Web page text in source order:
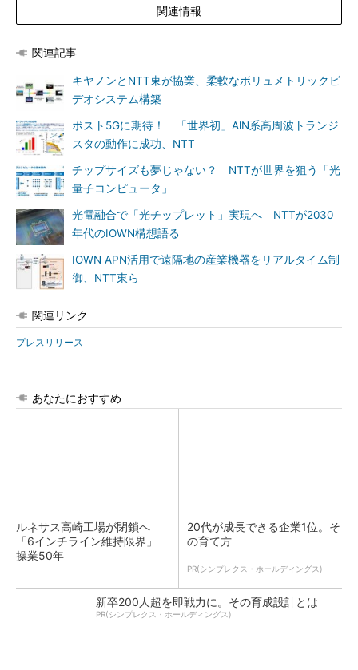
関連情報
関連記事
キヤノンとNTT東が協業、柔軟なボリュメトリックビ
デオシステム構築
ポスト5Gに期待！ 「世界初」AlN系高周波トランジ
スタの動作に成功、NTT
チップサイズも夢じゃない？ NTTが世界を狙う「光
量子コンピュータ」
光電融合で「光チップレット」実現へ NTTが2030
年代のIOWN構想語る
IOWN APN活用で遠隔地の産業機器をリアルタイム制
御、NTT東ら
関連リンク
プレスリリース
あなたにおすすめ
ルネサス高崎工場が閉鎖へ
「6インチライン維持限界」
操業50年
20代が成長できる企業1位。そ
の育て方
PR(シンプレクス・ホールディングス)
新卒200人超を即戦力に。その育成設計とは
PR(シンプレクス・ホールディングス)